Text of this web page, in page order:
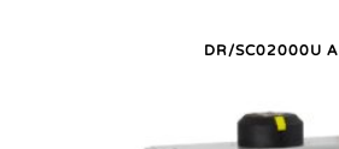
DR/SC02000U A